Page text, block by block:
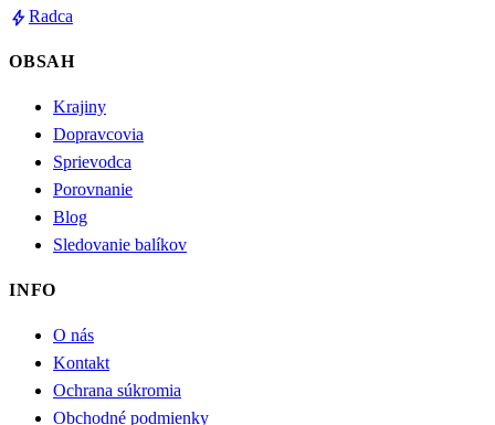
boltRadca
OBSAH
Krajiny
Dopravcovia
Sprievodca
Porovnanie
Blog
Sledovanie balíkov
INFO
O nás
Kontakt
Ochrana súkromia
Obchodné podmienky